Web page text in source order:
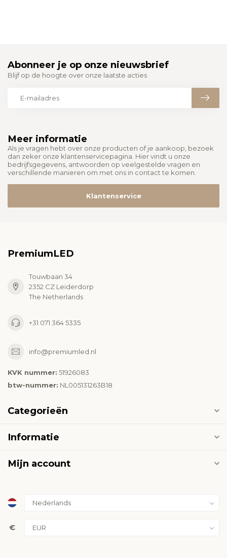
Meer informatie
Als je vragen hebt over onze producten of je aankoop, bezoek
dan zeker onze klantenservicepagina. Hier vindt u onze
bedrijfsgegevens, antwoorden op veelgestelde vragen en
verschillende manieren om met ons in contact te komen.
Klantenservice
Abonneer je op onze nieuwsbrief
Blijf op de hoogte over onze laatste acties
PremiumLED
Touwbaan 34
2352 CZ Leiderdorp
The Netherlands
+31 071 364 5335
info@premiumled.nl
KVK nummer: 51926083
btw-nummer: NL005131263B18
Categorieën
Informatie
Mijn account
€